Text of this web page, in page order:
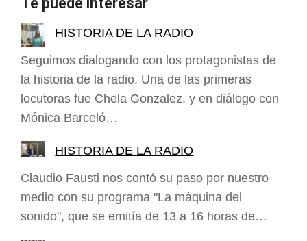
HISTORIA DE LA RADIO
Seguimos dialogando con los protagonistas de
la historia de la radio. Una de las primeras
locutoras fue Chela Gonzalez, y en diálogo con
Mónica Barceló…
HISTORIA DE LA RADIO
Claudio Fausti nos contó su paso por nuestro
medio con su programa "La máquina del
sonido", que se emitía de 13 a 16 horas de…